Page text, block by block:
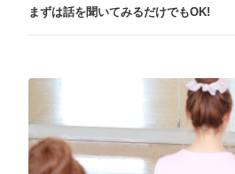
まずは話を聞いてみるだけでもOK!